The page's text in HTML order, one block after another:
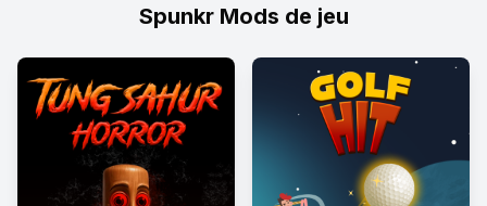
Spunkr Mods de jeu